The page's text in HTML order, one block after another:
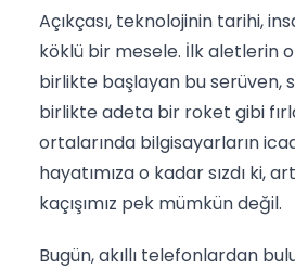
Açıkçası, teknolojinin tarihi,
köklü bir mesele. İlk aletlerin
birlikte başlayan bu serüven,
birlikte adeta bir roket gibi
ortalarında bilgisayarların
hayatımıza o kadar sızdı ki,
kaçışımız pek mümkün değil.
Bugün, akıllı telefonlardan